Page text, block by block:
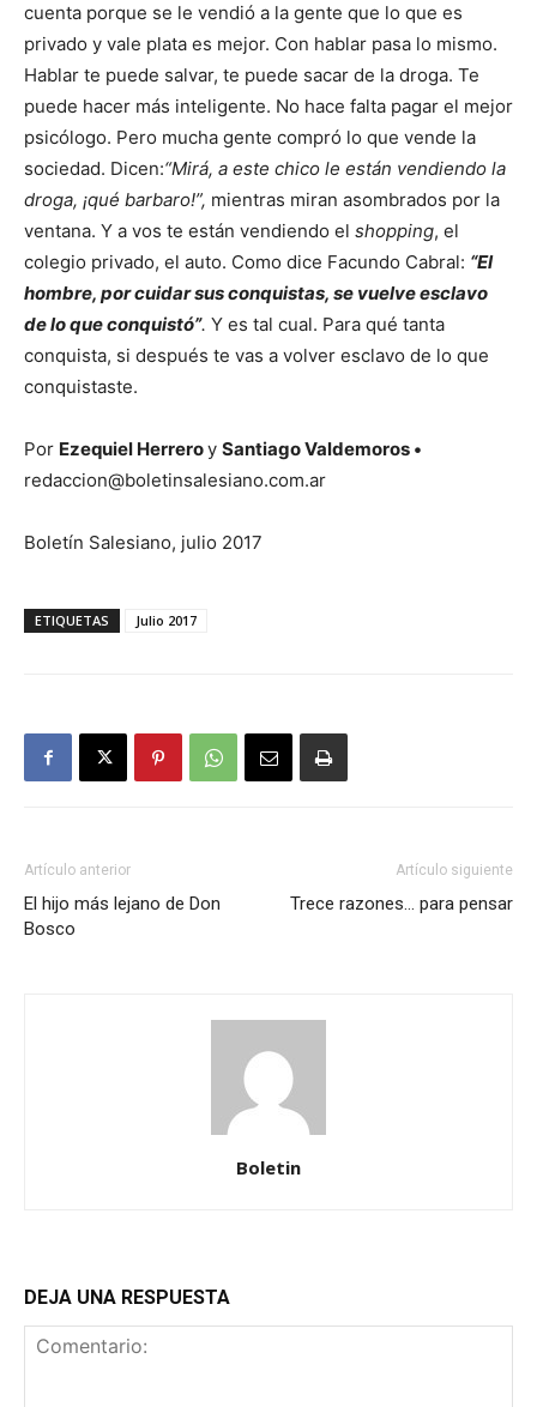
cuenta porque se le vendió a la gente que lo que es
privado y vale plata es mejor. Con hablar pasa lo mismo.
Hablar te puede salvar, te puede sacar de la droga. Te
puede hacer más inteligente. No hace falta pagar el mejor
psicólogo. Pero mucha gente compró lo que vende la
sociedad. Dicen:“Mirá, a este chico le están vendiendo la
droga, ¡qué barbaro!”, mientras miran asombrados por la
ventana. Y a vos te están vendiendo el shopping, el
colegio privado, el auto. Como dice Facundo Cabral: “El
hombre, por cuidar sus conquistas, se vuelve esclavo
de lo que conquistó”. Y es tal cual. Para qué tanta
conquista, si después te vas a volver esclavo de lo que
conquistaste.
Por Ezequiel Herreroy Santiago Valdemoros •
redaccion@boletinsalesiano.com.ar
Boletín Salesiano, julio 2017
ETIQUETAS Julio 2017
Artículo anterior
El hijo más lejano de Don
Bosco
Artículo siguiente
Trece razones… para pensar
Boletin
DEJA UNA RESPUESTA